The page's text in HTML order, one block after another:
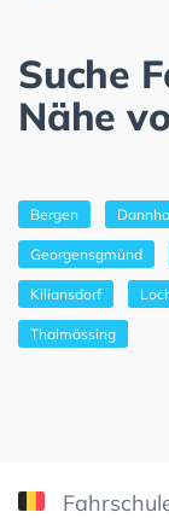
Suche
Nähe
Bergen
Georgensgmünd
Kiliansdorf
Thalmässing